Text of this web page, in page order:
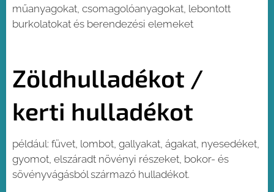
műanyagokat, csomagolóanyagokat, lebontott
burkolatokat és berendezési elemeket
Zöldhulladékot /
kerti hulladékot
például: füvet, lombot, gallyakat, ágakat, nyesedéket,
gyomot, elszáradt növényi részeket, bokor- és
sövényvágásból származó hulladékot.